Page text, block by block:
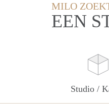
MILO
EEN
Studio /